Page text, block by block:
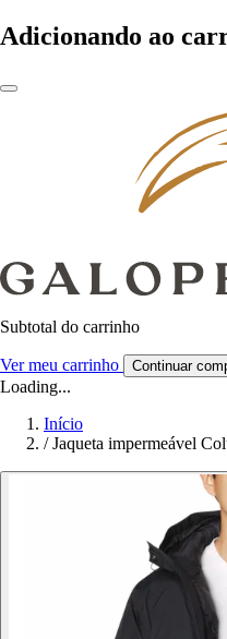
Adicionando ao
Subtotal do carrinho
Ver meu carrinho Continuar
Loading...
Início
/ Jaqueta impermeável